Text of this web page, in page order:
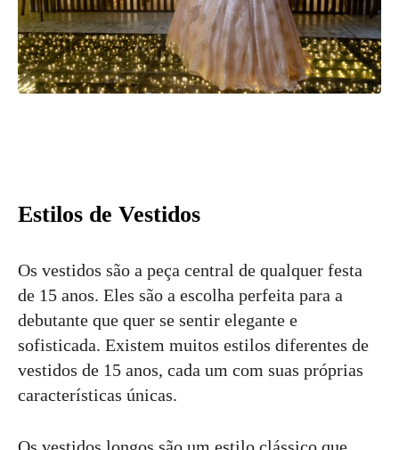
Estilos de Vestidos
Os vestidos são a peça central de qualquer festa
de 15 anos. Eles são a escolha perfeita para a
debutante que quer se sentir elegante e
sofisticada. Existem muitos estilos diferentes de
vestidos de 15 anos, cada um com suas próprias
características únicas.